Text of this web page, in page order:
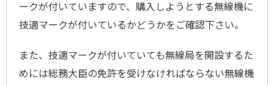
ークが付いていますので、購入しようとする無線機に
技適マークが付いているかどうかをご確認下さい。
また、技適マークが付いていても無線局を開設するた
めには総務大臣の免許を受けなければならない無線機